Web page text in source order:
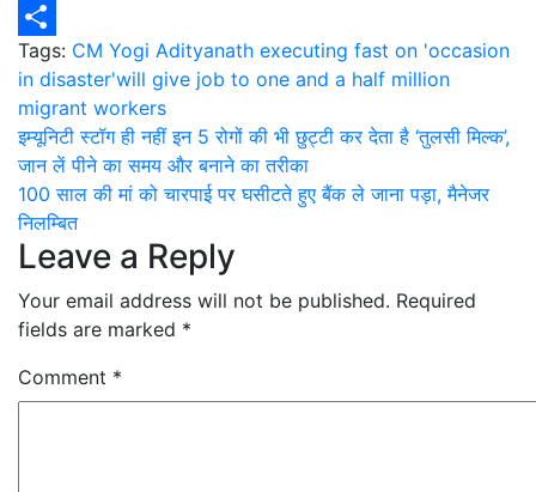
WhatsApp
Share
Tags: CM Yogi Adityanath executing fast on 'occasion
in disaster'will give job to one and a half million
migrant workers
Post
navigation
इम्यूनिटी स्टॉग ही नहीं इन 5 रोगों की भी छुट्टी कर देता है ‘तुलसी मिल्क’,
जान लें पीने का समय और बनाने का तरीका
100 साल की मां को चारपाई पर घसीटते हुए बैंक ले जाना पड़ा, मैनेजर
निलम्बित
Leave a Reply
Your email address will not be published. Required
fields are marked *
Comment *